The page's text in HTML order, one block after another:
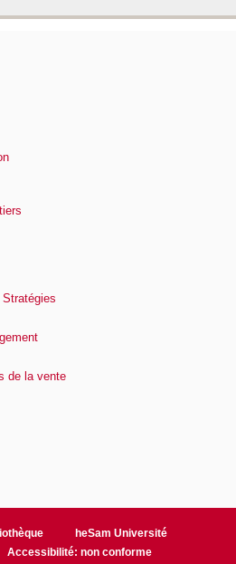
Stratégies
de la vente
heSam Université
Accessibilité: non conforme